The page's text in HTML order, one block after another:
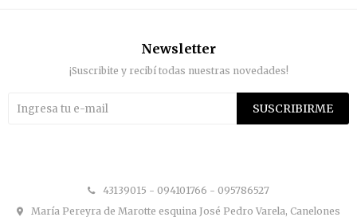
43139015 - 094101766 - 095786527
María Pereyra de Marotte esquina José Pedro Varela, Canelones
Newsletter
¡Suscribite y recibí todas nuestras novedades!
SUSCRIBIRME